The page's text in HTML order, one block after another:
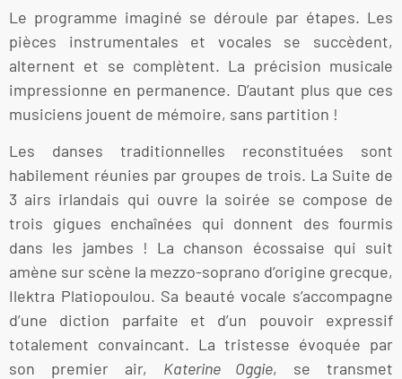
Le programme imaginé se déroule par étapes. Les
pièces instrumentales et vocales se succèdent,
alternent et se complètent. La précision musicale
impressionne en permanence. D’autant plus que ces
musiciens jouent de mémoire, sans partition !
Les danses traditionnelles reconstituées sont
habilement réunies par groupes de trois. La Suite de
3 airs irlandais qui ouvre la soirée se compose de
trois gigues enchaînées qui donnent des fourmis
dans les jambes ! La chanson écossaise qui suit
amène sur scène la mezzo-soprano d’origine grecque,
Ilektra Platiopoulou. Sa beauté vocale s’accompagne
d’une diction parfaite et d’un pouvoir expressif
totalement convaincant. La tristesse évoquée par
son premier air, Katerine Oggie, se transmet